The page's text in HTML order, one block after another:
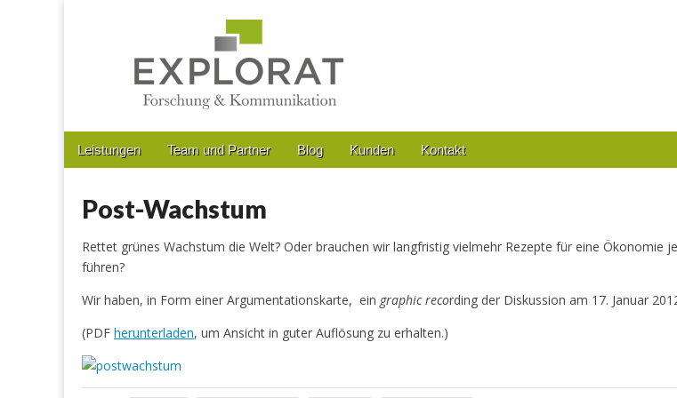
Forschung & Kommunikation
Main
Skip
Leistungen Team und Partner Blog Kunden Kontakt
Post-Wachstum
Rettet grünes Wachstum die Welt? Oder brauchen wir langfristig vielmehr Rezepte für eine Ökonomie
führen?
Wir haben, in Form einer Argumentationskarte, ein graphic recording der Diskussion am 17. Januar
(PDF herunterladen, um Ansicht in guter Auflösung zu erhalten.)